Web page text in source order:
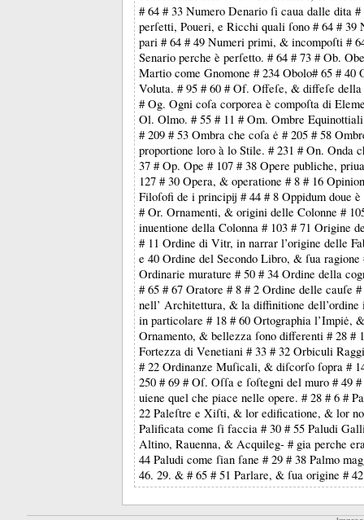
# 64 # 33 Numero Denario ſi caua dalle dita
perſetti, Poueri, e Ricchi quali ſono # 64 # 39
pari # 64 # 49 Numeri primi, & incompoſti #
Senario perche è perſetto. # 64 # 73 # Ob.
Martio come Gnomone # 234 Obolo# 65 # 40
Voluta. # 95 # 60 # Of. Offeſe, & diffeſe
# Og. Ogni coſa corporea è compoſta di
Ol. Olmo. # 55 # 11 # Om. Ombre
# 209 # 53 Ombra che coſa ė # 205 # 58
proportione loro à lo Stile. # 231 # On. Onda
37 # Op. Ope # 107 # 38 Opere publiche,
127 # 30 Opera, & operatione # 8 # 16
Filoſofi de i principij # 44 # 8 Oppidum doue è
# Or. Ornamenti, & origini delle Colonne #
inuentione della Colonna # 103 # 71 Origine
# 11 Ordine di Vitr, in narrar l’origine delle
e 40 Ordine del Secondo Libro, & ſua ragione
Ordinarie murature # 50 # 34 Ordine della
# 65 # 67 Oratore # 8 # 2 Ordine delle cauſe
nell’ Architettura, & la diffinitione dell’ordine
in particolare # 18 # 60 Ortographia l’Impiė,
Ornamento, & bellezza ſono differenti # 28 #
Fortezza di Venetiani # 33 # 32 Orbiculi
# 22 Ordinanze Muſicali, & diſcorſo ſopra #
250 # 69 # Oſ. Oſſa e ſoſtegni del muro # 49
uiene quel che piace nelle opere. # 28 # 6 #
22 Paleſtre e Xiſti, & lor edificatione, & lor
Palificata come ſi faccia # 30 # 55 Paludi
Altino, Rauenna, & Acquileg- # gia perche
44 Paludi come ſian ſane # 29 # 38 Palmo
46. 29. & # 65 # 51 Parlare, & ſua origine #